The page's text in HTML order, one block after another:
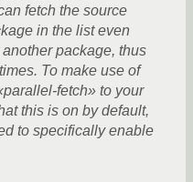
fetch the source
in the list even
package, thus
To make use of
fetch» to your
this is on by default,
to specifically enable